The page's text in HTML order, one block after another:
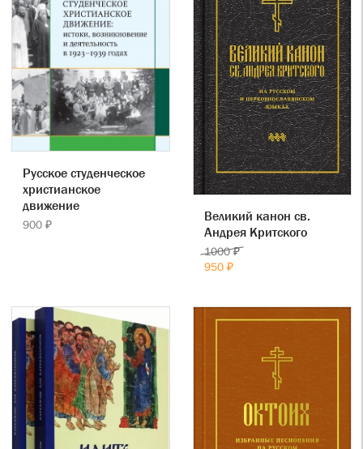
Русское студенческое
христианское
движение
900 ₽
Великий канон св.
Андрея Критского
1000 ₽
950 ₽